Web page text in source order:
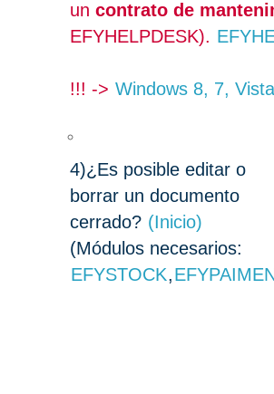
uncontrato de
EFYHELPDESK).
!!! -> Windows 8, 7, Vista
4)¿Es posible editar o
borrar un documento
cerrado? (Inicio)
(Módulos necesarios:
EFYSTOCK,